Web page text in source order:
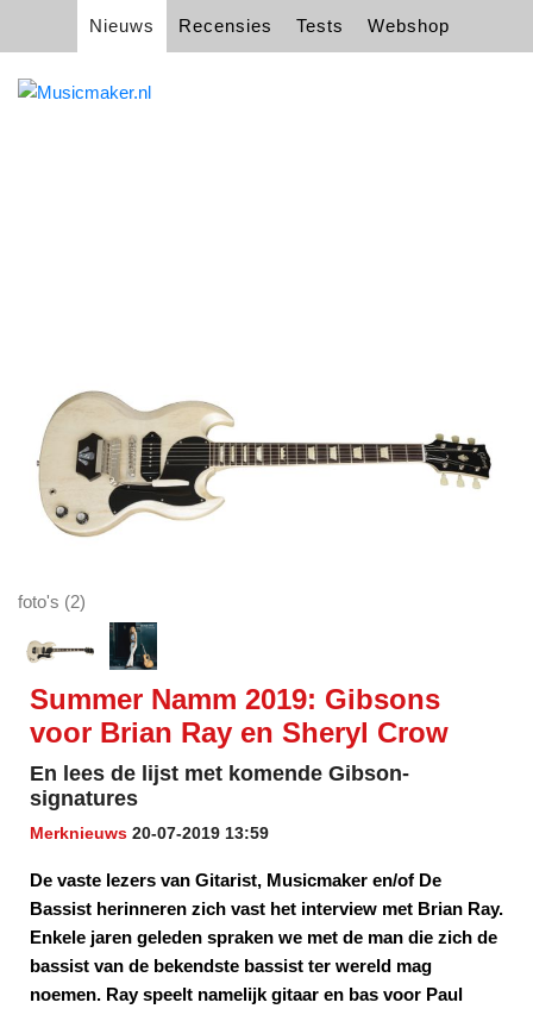
Nieuws Recensies Tests Webshop
foto's (2)
Summer Namm 2019: Gibsons
voor Brian Ray en Sheryl Crow
En lees de lijst met komende Gibson-
signatures
Merknieuws 20-07-2019 13:59
De vaste lezers van Gitarist, Musicmaker en/of De
Bassist herinneren zich vast het interview met Brian Ray.
Enkele jaren geleden spraken we met de man die zich de
bassist van de bekendste bassist ter wereld mag
noemen. Ray speelt namelijk gitaar en bas voor Paul